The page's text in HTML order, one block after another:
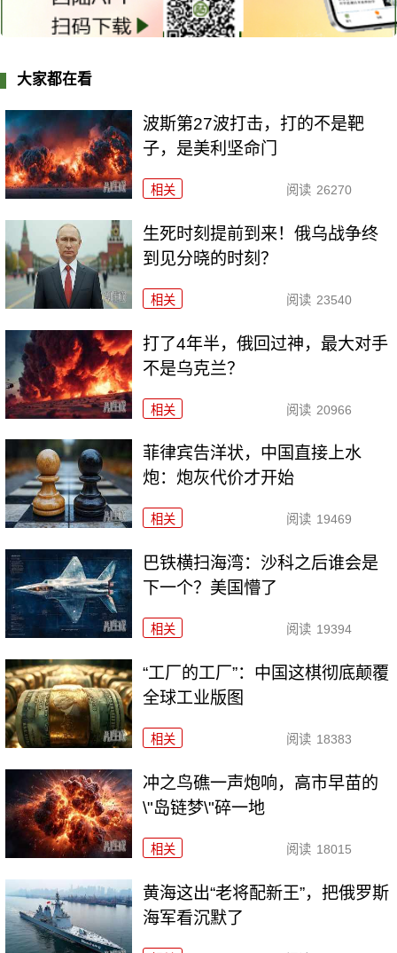
大家都在看
波斯第27波打击，打的不是靶
子，是美利坚命门
相关 阅读 26270
生死时刻提前到来！俄乌战争终
到见分晓的时刻？
相关 阅读 23540
打了4年半，俄回过神，最大对手
不是乌克兰？
相关 阅读 20966
菲律宾告洋状，中国直接上水
炮：炮灰代价才开始
相关 阅读 19469
巴铁横扫海湾：沙科之后谁会是
下一个？美国懵了
相关 阅读 19394
“工厂的工厂”：中国这棋彻底颠覆
全球工业版图
相关 阅读 18383
冲之鸟礁一声炮响，高市早苗的
\"岛链梦\"碎一地
相关 阅读 18015
黄海这出“老将配新王”，把俄罗斯
海军看沉默了